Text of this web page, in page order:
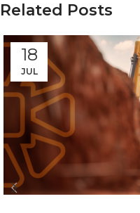
Related Posts
18
JUL